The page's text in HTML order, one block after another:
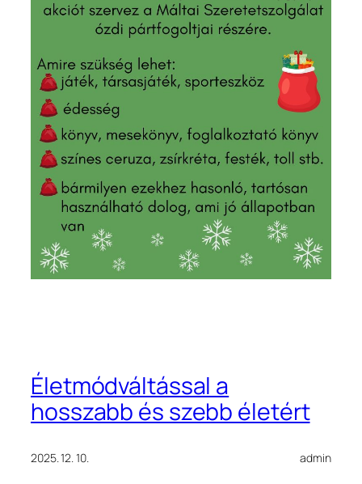
Életmódváltással a
hosszabb és szebb életért
2025. 12. 10. admin